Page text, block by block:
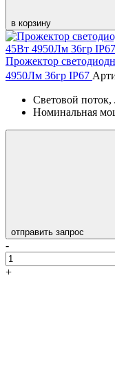
в корзину
Прожектор
4950Лм 36гр IP67
Световой
Номинальная
отправить запрос
-
+